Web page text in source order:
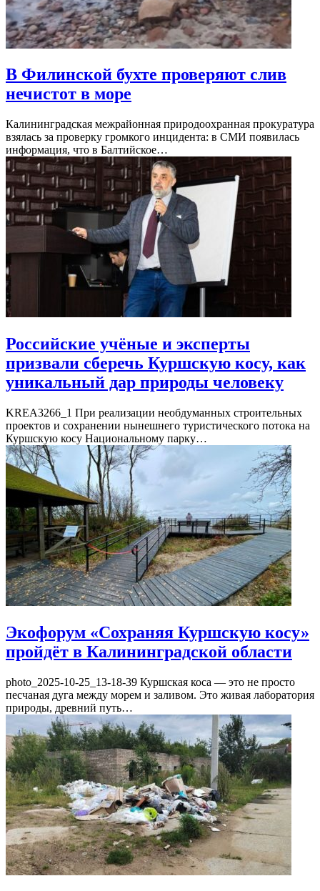
В Филинской бухте проверяют слив
нечистот в море
Калининградская межрайонная природоохранная прокуратура
взялась за проверку громкого инцидента: в СМИ появилась
информация, что в Балтийское…
Российские учёные и эксперты
призвали сберечь Куршскую косу, как
уникальный дар природы человеку
KREA3266_1 При реализации необдуманных строительных
проектов и сохранении нынешнего туристического потока на
Куршскую косу Национальному парку…
Экофорум «Сохраняя Куршскую косу»
пройдёт в Калининградской области
photo_2025-10-25_13-18-39 Куршская коса — это не просто
песчаная дуга между морем и заливом. Это живая лаборатория
природы, древний путь…